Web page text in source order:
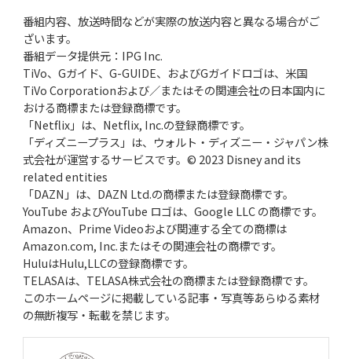
番組内容、放送時間などが実際の放送内容と異なる場合がご
ざいます。
番組データ提供元：IPG Inc.
TiVo、Gガイド、G-GUIDE、およびGガイドロゴは、米国
TiVo Corporationおよび／またはその関連会社の日本国内に
おける商標または登録商標です。
「Netflix」は、Netflix, Inc.の登録商標です。
「ディズニープラス」は、ウォルト・ディズニー・ジャパン株
式会社が運営するサービスです。© 2023 Disney and its
related entities
「DAZN」は、DAZN Ltd.の商標または登録商標です。
YouTube およびYouTube ロゴは、Google LLC の商標です。
Amazon、Prime Videoおよび関連する全ての商標は
Amazon.com, Inc.またはその関連会社の商標です。
HuluはHulu,LLCの登録商標です。
TELASAは、TELASA株式会社の商標または登録商標です。
このホームページに掲載している記事・写真等あらゆる素材
の無断複写・転載を禁じます。